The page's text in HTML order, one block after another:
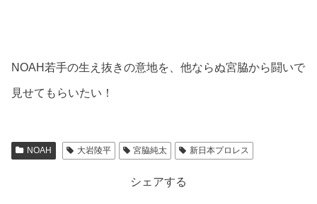
NOAH若手の生え抜きの意地を、他ならぬ宮脇から闘いで
見せてもらいたい！
NOAH 大岩陵平 宮脇純太 新日本プロレス
シェアする